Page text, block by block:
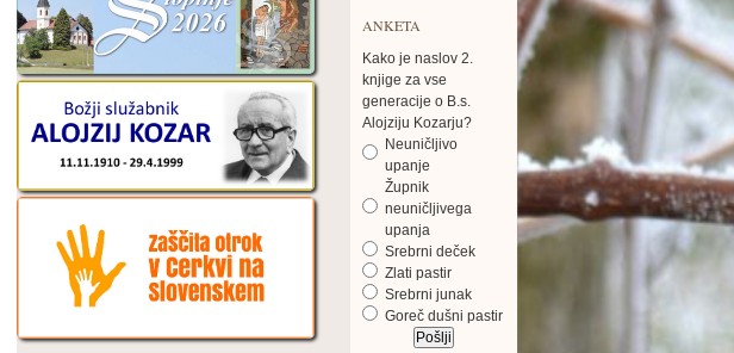
ANKETA
Kako je naslov 2.
knjige za vse
generacije o B.s.
Alojziju Kozarju?
Neuničljivo
upanje
Župnik
neuničljivega
upanja
Srebrni deček
Zlati pastir
Srebrni junak
Goreč dušni pastir